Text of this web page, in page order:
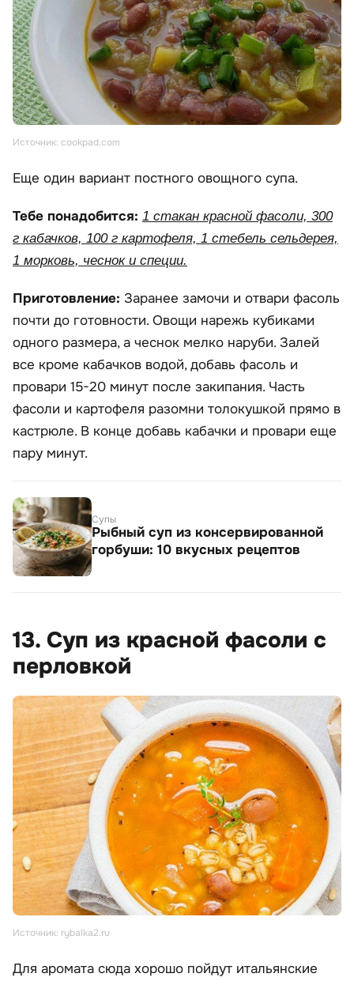
Источник: cookpad.com
Еще один вариант постного овощного супа.
Тебе понадобится: 1 стакан красной фасоли, 300
г кабачков, 100 г картофеля, 1 стебель сельдерея,
1 морковь, чеснок и специи.
Приготовление: Заранее замочи и отвари фасоль
почти до готовности. Овощи нарежь кубиками
одного размера, а чеснок мелко наруби. Залей
все кроме кабачков водой, добавь фасоль и
провари 15-20 минут после закипания. Часть
фасоли и картофеля разомни толокушкой прямо в
кастрюле. В конце добавь кабачки и провари еще
пару минут.
Супы
Рыбный суп из консервированной
горбуши: 10 вкусных рецептов
13. Суп из красной фасоли с
перловкой
Источник: rybalka2.ru
Для аромата сюда хорошо пойдут итальянские